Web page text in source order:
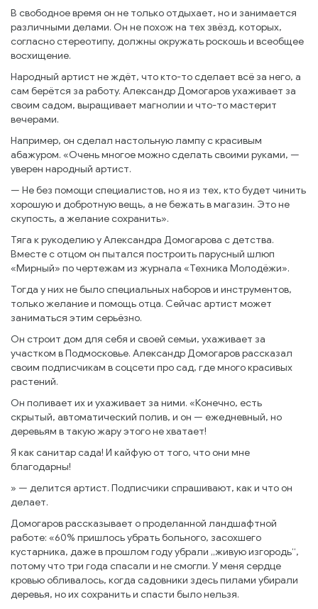
В свободное время он не только отдыхает, но и занимается
различными делами. Он не похож на тех звёзд, которых,
согласно стереотипу, должны окружать роскошь и всеобщее
восхищение.
Народный артист не ждёт, что кто-то сделает всё за него, а
сам берётся за работу. Александр Домогаров ухаживает за
своим садом, выращивает магнолии и что-то мастерит
вечерами.
Например, он сделал настольную лампу с красивым
абажуром. «Очень многое можно сделать своими руками, —
уверен народный артист.
— Не без помощи специалистов, но я из тех, кто будет чинить
хорошую и добротную вещь, а не бежать в магазин. Это не
скупость, а желание сохранить».
Тяга к рукоделию у Александра Домогарова с детства.
Вместе с отцом он пытался построить парусный шлюп
«Мирный» по чертежам из журнала «Техника Молодёжи».
Тогда у них не было специальных наборов и инструментов,
только желание и помощь отца. Сейчас артист может
заниматься этим серьёзно.
Он строит дом для себя и своей семьи, ухаживает за
участком в Подмосковье. Александр Домогаров рассказал
своим подписчикам в соцсети про сад, где много красивых
растений.
Он поливает их и ухаживает за ними. «Конечно, есть
скрытый, автоматический полив, и он — ежедневный, но
деревьям в такую жару этого не хватает!
Я как санитар сада! И кайфую от того, что они мне
благодарны!
» — делится артист. Подписчики спрашивают, как и что он
делает.
Домогаров рассказывает о проделанной ландшафтной
работе: «60% пришлось убрать больного, засохшего
кустарника, даже в прошлом году убрали „живую изгородь“,
потому что три года спасали и не смогли. У меня сердце
кровью обливалось, когда садовники здесь пилами убирали
деревья, но их сохранить и спасти было нельзя.